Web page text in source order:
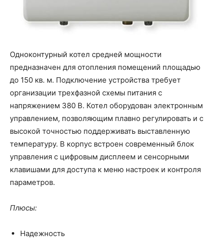
Одноконтурный котел средней мощности
предназначен для отопления помещений площадью
до 150 кв. м. Подключение устройства требует
организации трехфазной схемы питания с
напряжением 380 В. Котел оборудован электронным
управлением, позволяющим плавно регулировать и с
высокой точностью поддерживать выставленную
температуру. В корпус встроен современный блок
управления с цифровым дисплеем и сенсорными
клавишами для доступа к меню настроек и контроля
параметров.
Плюсы:
Надежность